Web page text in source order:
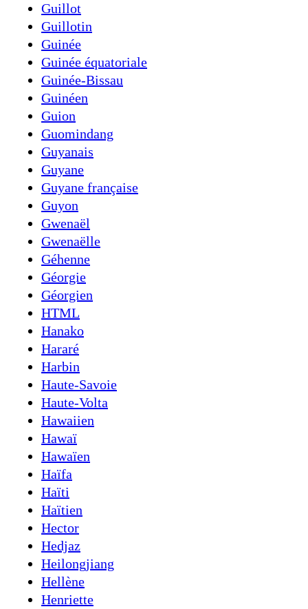
Guillot
Guillotin
Guinée
Guinée équatoriale
Guinée-Bissau
Guinéen
Guion
Guomindang
Guyanais
Guyane
Guyane française
Guyon
Gwenaël
Gwenaëlle
Géhenne
Géorgie
Géorgien
HTML
Hanako
Hararé
Harbin
Haute-Savoie
Haute-Volta
Hawaiien
Hawaï
Hawaïen
Haïfa
Haïti
Haïtien
Hector
Hedjaz
Heilongjiang
Hellène
Henriette